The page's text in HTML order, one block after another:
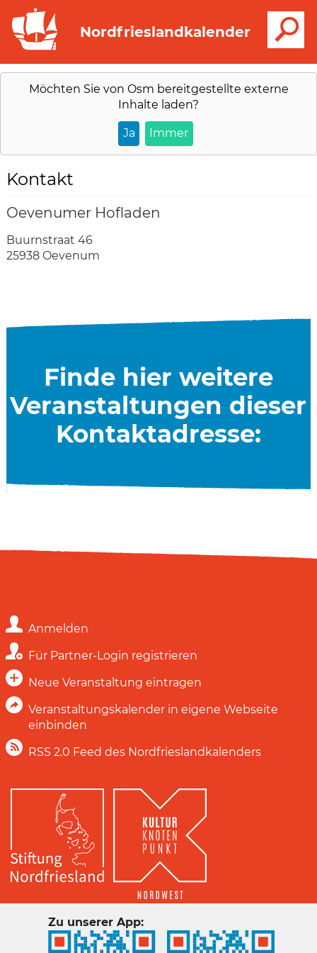
Nordfrieslandkalender
Möchten Sie von Osm bereitgestellte externe
Inhalte laden?
Ja Immer
Buurnstraat 46
25938 Oevenum
Oevenumer Hofladen
Kontakt
Finde hier weitere
Veranstaltungen dieser
Kontaktadresse:
Anmelden
Für Partner-Login registrieren
Neue Veranstaltung eintragen
Veranstaltungskalender in eigene Webseite
einbinden
RSS 2.0 Feed des Nordfrieslandkalenders
Zu unserer App: